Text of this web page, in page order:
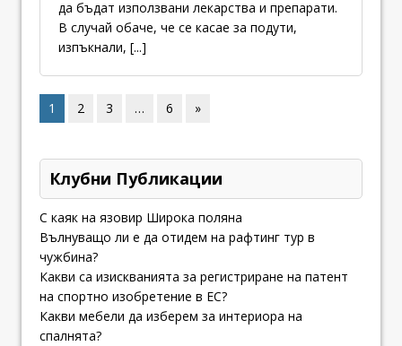
да бъдат използвани лекарства и препарати.
В случай обаче, че се касае за подути,
изпъкнали, [...]
1 2 3 … 6 »
Клубни Публикации
С каяк на язовир Широка поляна
Вълнуващо ли е да отидем на рафтинг тур в
чужбина?
Какви са изискванията за регистриране на патент
на спортно изобретение в ЕС?
Какви мебели да изберем за интериора на
спалнята?